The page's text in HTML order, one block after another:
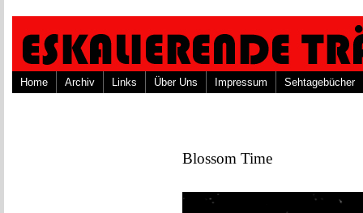
Home Archiv Links Über Uns Impressum Sehtagebücher
Blossom Time